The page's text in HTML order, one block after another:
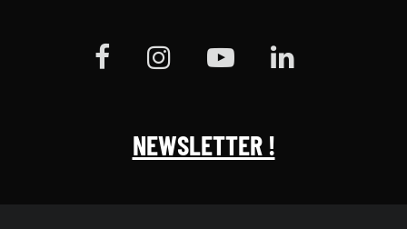
NEWSLETTER !